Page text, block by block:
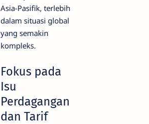
Asia-Pasifik, terlebih
dalam situasi global
yang semakin
kompleks.
Fokus pada
Isu
Perdagangan
dan Tarif